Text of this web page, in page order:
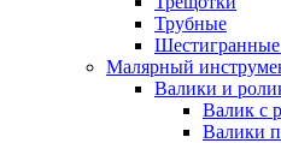
Трубные
Малярный
Валики и
Валик с
Валики